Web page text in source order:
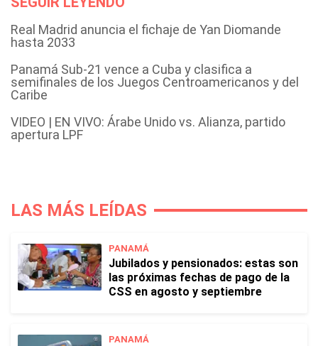
Real Madrid anuncia el fichaje de Yan Diomande
hasta 2033
Panamá Sub-21 vence a Cuba y clasifica a
semifinales de los Juegos Centroamericanos y del
Caribe
VIDEO | EN VIVO: Árabe Unido vs. Alianza, partido
apertura LPF
LAS MÁS LEÍDAS
PANAMÁ
Jubilados y pensionados: estas son
las próximas fechas de pago de la
CSS en agosto y septiembre
PANAMÁ